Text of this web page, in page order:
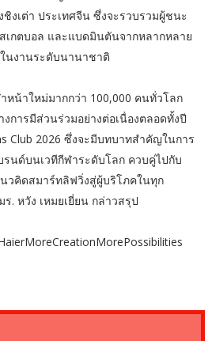
ชิงเต่า ประเทศจีน ซึ่งจะรวบรวมผู้ชนะ
กตบอล และแบดมินตันจากหลากหลาย
นงานระดับนานาชาติ
หน้าใหม่มากกว่า 100,000 คนทั่วโลก
การมีส่วนร่วมอย่างต่อเนื่องตลอดทั้งปี
Club 2026 ซึ่งจะมีบทบาทสำคัญในการ
รนด์บนเวทีกีฬาระดับโลก ควบคู่ไปกับ
วคิดสมาร์ทลิฟวิ่งสู่ผู้บริโภคในทุก
. หวัง เหมยเยี่ยน กล่าวสรุป